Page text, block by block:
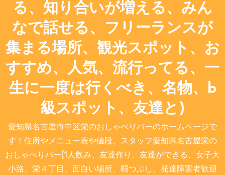
る、知り合いが増える、みん
なで話せる、フリーランスが
集まる場所、観光スポット、お
すすめ、人気、流行ってる、一
生に一度は行くべき、名物、b
級スポット、友達と)
愛知県名古屋市中区栄のおしゃべりバーのホームページで
す！住所やメニュー表や値段、スタッフ愛知県名古屋栄の
おしゃべりバー(1人飲み、友達作り、友達ができる、女子大
小路、栄４丁目、面白い場所、暇つぶし、発達障害者歓迎